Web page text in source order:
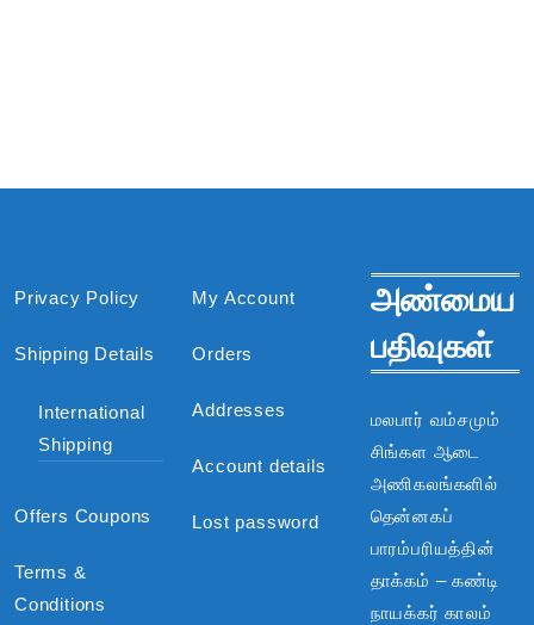
Privacy Policy
Shipping Details
International
Shipping
Offers Coupons
Terms &
Conditions
My Account
Orders
Addresses
Account details
Lost password
அண்மைய
பதிவுகள்
மலபார் வம்சமும்
சிங்கள ஆடை
அணிகலங்களில்
தென்னகப்
பாரம்பரியத்தின்
தாக்கம் – கண்டி
நாயக்கர் காலம்